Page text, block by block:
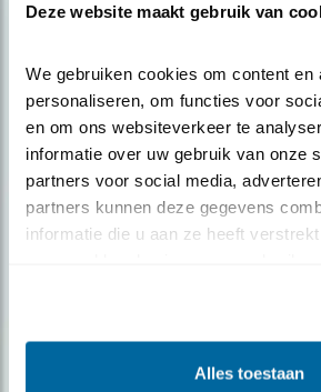
Deze website maakt gebruik van
We gebruiken cookies om content en
personaliseren, om functies voor
en om ons websiteverkeer te
informatie over uw gebruik van onze
partners voor social media,
partners kunnen deze gegevens
informatie die u aan ze heeft
Alles toestaan